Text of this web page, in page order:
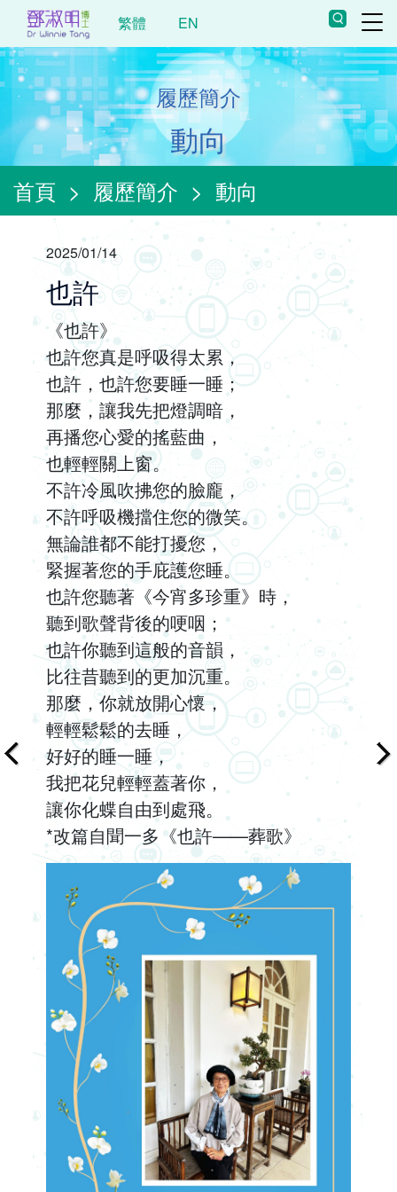
繁體 EN
履歷簡介
動向
首頁 > 履歷簡介 > 動向
2025/01/14
也許
《也許》
也許您真是呼吸得太累，
也許，也許您要睡一睡；
那麼，讓我先把燈調暗，
再播您心愛的搖藍曲，
也輕輕關上窗。
不許冷風吹拂您的臉龐，
不許呼吸機擋住您的微笑。
無論誰都不能打擾您，
緊握著您的手庇護您睡。
也許您聽著《今宵多珍重》時，
聽到歌聲背後的哽咽；
也許你聽到這般的音韻，
比往昔聽到的更加沉重。
那麼，你就放開心懷，
輕輕鬆鬆的去睡，
好好的睡一睡，
我把花兒輕輕蓋著你，
讓你化蝶自由到處飛。
*改篇自聞一多《也許——葬歌》